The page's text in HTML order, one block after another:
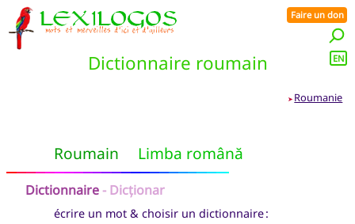
Dictionnaire roumain
Faire un don
EN
➤ Roumanie
Roumain Limba română
Dictionnaire- Dicționar
écrire un mot & choisir un dictionnaire :